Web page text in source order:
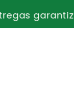
unidades